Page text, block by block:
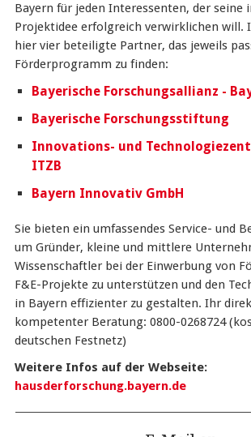
Bayern für jeden Interessenten, der seine
Projektidee erfolgreich verwirklichen will.
hier vier beteiligte Partner, das jeweils
Förderprogramm zu finden:
Bayerische Forschungsallianz -
Bayerische Forschungsstiftung
Innovations- und
ITZB
Bayern Innovativ GmbH
Sie bieten ein umfassendes Service- und
um Gründer, kleine und mittlere
Wissenschaftler bei der Einwerbung von
F&E-Projekte zu unterstützen und den
in Bayern effizienter zu gestalten. Ihr
kompetenter Beratung: 0800-0268724
deutschen Festnetz)
Weitere Infos auf der Webseite:
hausderforschung.bayern.de